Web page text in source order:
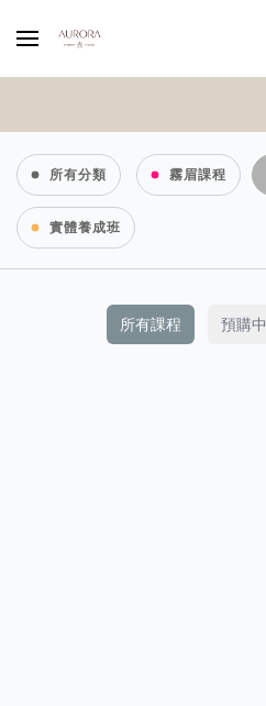
所有分類 霧眉課程
實體養成班
所有課程 預購中